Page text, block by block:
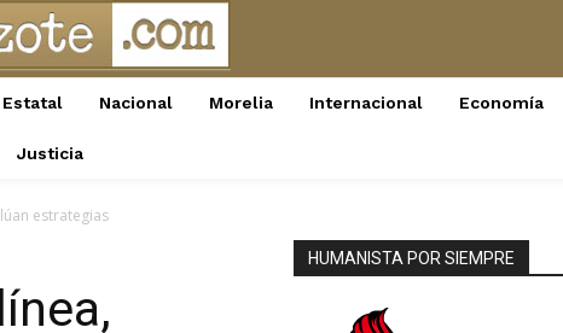
Estatal Nacional Morelia Internacional Economía
Justicia
estrategias
HUMANISTA POR SIEMPRE